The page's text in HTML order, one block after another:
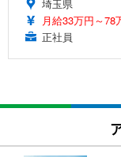
埼玉県
月給33万円～78
正社員